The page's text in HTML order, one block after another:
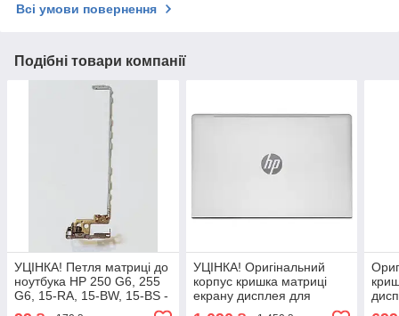
Всі умови повернення
Подібні товари компанії
УЦІНКА! Петля матриці до
ноутбука HP 250 G6, 255
G6, 15-RA, 15-BW, 15-BS -
УЦІНКА! Оригінальний
корпус кришка матриці
екрану дисплея для
ноутбука HP Probook 640